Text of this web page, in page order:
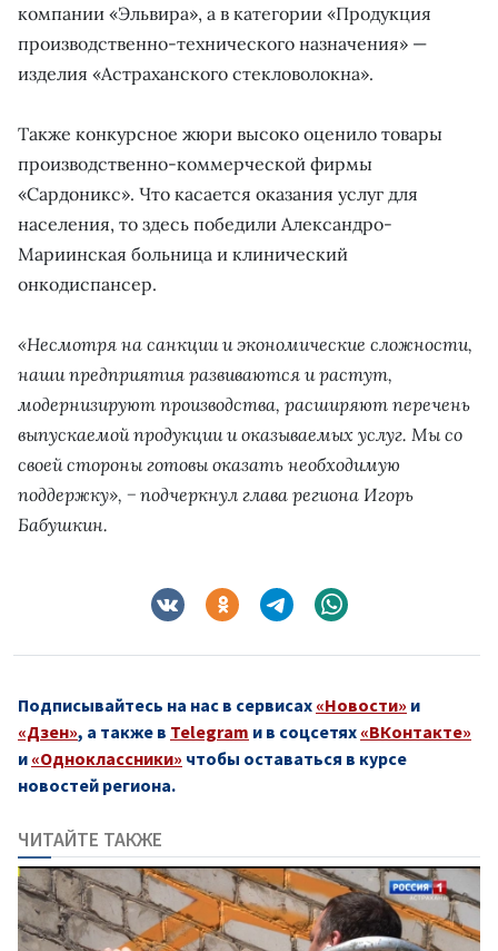
компании «Эльвира», а в категории «Продукция
производственно-технического назначения» —
изделия «Астраханского стекловолокна».
Также конкурсное жюри высоко оценило товары
производственно-коммерческой фирмы
«Сардоникс». Что касается оказания услуг для
населения, то здесь победили Александро-
Мариинская больница и клинический
онкодиспансер.
«Несмотря на санкции и экономические сложности,
наши предприятия развиваются и растут,
модернизируют производства, расширяют перечень
выпускаемой продукции и оказываемых услуг. Мы со
своей стороны готовы оказать необходимую
поддержку», − подчеркнул глава региона Игорь
Бабушкин.
Подписывайтесь на нас в сервисах «Новости» и
«Дзен», а также в Telegram и в соцсетях «ВКонтакте»
и «Одноклассники» чтобы оставаться в курсе
новостей региона.
ЧИТАЙТЕ ТАКЖЕ